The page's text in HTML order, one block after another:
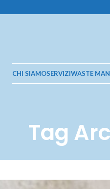
CHI SIAMOSERVIZIWASTE
Tag